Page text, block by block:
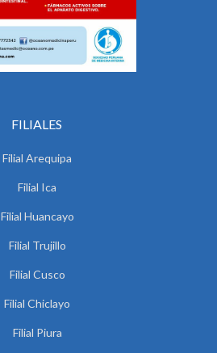
FILIALES
Filial Arequipa
Filial Ica
Filial Huancayo
Filial Trujillo
Filial Cusco
Filial Chiclayo
Filial Piura